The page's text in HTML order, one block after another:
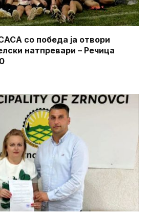
со победа ја отвори
натпревари – Речица